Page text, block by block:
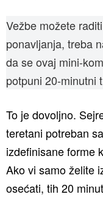
Vežbe možete
ponavljanja, treba
da se ovaj mini-
potpuni 20-minutni
To je dovoljno.
teretani potreban
izdefinisane forme
Ako vi samo želite
osećati, tih 20